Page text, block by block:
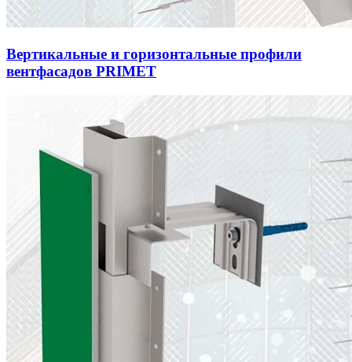
Вертикальные и горизонтальные профили
вентфасадов PRIMET